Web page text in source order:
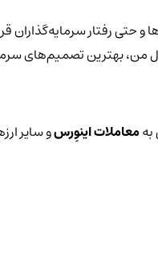
رفتار سرمایه‌گذاران
من، بهترین تصمیم‌های
معاملات اینوِرسو سایر